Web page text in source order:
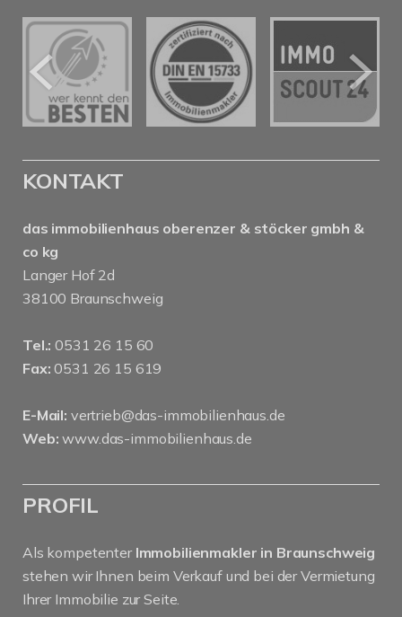
KONTAKT
das immobilienhaus oberenzer & stöcker gmbh &
co kg
Langer Hof 2d
38100 Braunschweig
Tel.: 0531 26 15 60
Fax: 0531 26 15 619
E-Mail: vertrieb@das-immobilienhaus.de
Web: www.das-immobilienhaus.de
PROFIL
Als kompetenter Immobilienmakler in Braunschweig
stehen wir Ihnen beim Verkauf und bei der Vermietung
Ihrer Immobilie zur Seite.